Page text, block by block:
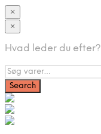
×
×
Hvad leder du efter?